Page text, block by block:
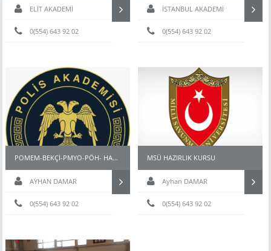
ELİT AKADEMİ
0(554) 643 92 02
İSTANBUL AKADEMİ
0(554) 643 92 02
POMEM-BEKÇİ-PMYO-PÖH- HAZIRLIK KURSU İSTANBUL
AYHAN DAMAR
0(554) 643 92 02
MSÜ HAZIRLIK KURSU
Ayhan DAMAR
0(554) 643 92 02